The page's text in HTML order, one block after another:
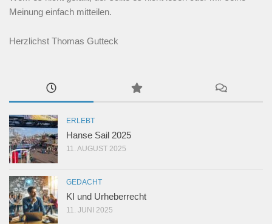
Meinung einfach mitteilen.
Herzlichst Thomas Gutteck
ERLEBT
Hanse Sail 2025
11. AUGUST 2025
GEDACHT
KI und Urheberrecht
11. JUNI 2025